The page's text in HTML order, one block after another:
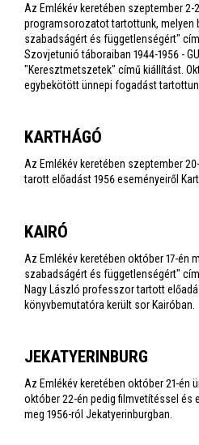
Az Emlékév keretében szeptember
programsorozatot tartottunk, melyen
szabadságért és függetlenségért"
Szovjetunió táboraiban 1944-1956 -
"Keresztmetszetek" című kiállítást.
egybekötött ünnepi fogadást
KARTHÁGÓ
Az Emlékév keretében szeptember
tarott előadást 1956 eseményeiről
KAIRÓ
Az Emlékév keretében október 17-én
szabadságért és függetlenségért"
Nagy László professzor tartott
könyvbemutatóra került sor Kairóban.
JEKATYERINBURG
Az Emlékév keretében október 21-én
október 22-én pedig filmvetítéssel és
meg 1956-ról Jekatyerinburgban.